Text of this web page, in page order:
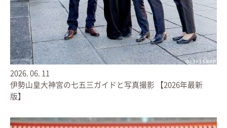
[LIFEBOOK 30ページ価格表]
2ロケーション出張撮影
七五三、お宮参り、家族写真 など
2026. 06. 11
伊勢山皇大神宮の七五三ガイドと写真撮影 【2026年最新
版】